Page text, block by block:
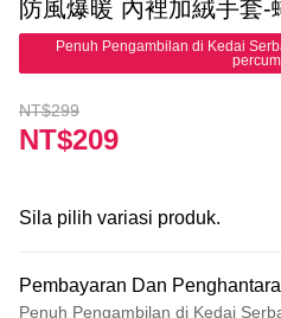
防風爆暖 內裡加絨手套-
Penuh Pengambilan di Kedai
NT$299
NT$209
Sila pilih variasi produk.
Pembayaran Dan
Penuh Pengambilan di Kedai